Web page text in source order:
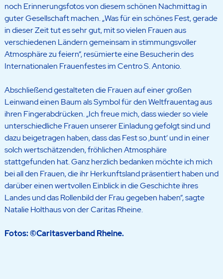
noch Erinnerungsfotos von diesem schönen Nachmittag in
guter Gesellschaft machen. „Was für ein schönes Fest, gerade
in dieser Zeit tut es sehr gut, mit so vielen Frauen aus
verschiedenen Ländern gemeinsam in stimmungsvoller
Atmosphäre zu feiern“, resümierte eine Besucherin des
Internationalen Frauenfestes im Centro S. Antonio.
Abschließend gestalteten die Frauen auf einer großen
Leinwand einen Baum als Symbol für den Weltfrauentag aus
ihren Fingerabdrücken. „Ich freue mich, dass wieder so viele
unterschiedliche Frauen unserer Einladung gefolgt sind und
dazu beigetragen haben, dass das Fest so ‚bunt‘ und in einer
solch wertschätzenden, fröhlichen Atmosphäre
stattgefunden hat. Ganz herzlich bedanken möchte ich mich
bei all den Frauen, die ihr Herkunftsland präsentiert haben und
darüber einen wertvollen Einblick in die Geschichte ihres
Landes und das Rollenbild der Frau gegeben haben“, sagte
Natalie Holthaus von der Caritas Rheine.
Fotos: ©Caritasverband Rheine.